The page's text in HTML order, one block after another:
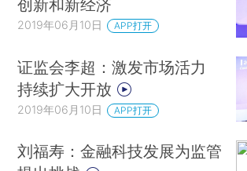
创新和新经济
2019年06月10日 APP打开
证监会李超：激发市场活力
持续扩大开放
2019年06月10日 APP打开
刘福寿：金融科技发展为监管